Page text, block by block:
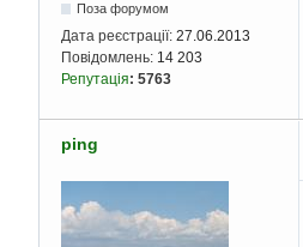
Поза форумом
Дата реєстрації: 27.06.2013
Повідомлень: 14 203
Репутація: 5763
ping